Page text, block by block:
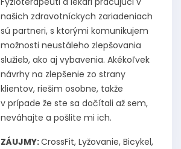
našich zdravotníckych zariadeniach
sú partneri, s ktorými komunikujem
možnosti neustáleho zlepšovania
služieb, ako aj vybavenia. Akékoľvek
návrhy na zlepšenie zo strany
klientov, riešim osobne, takže
v prípade že ste sa dočítali až sem,
neváhajte a pošlite mi ich.
ZÁUJMY:CrossFit, Lyžovanie, Bicykel,